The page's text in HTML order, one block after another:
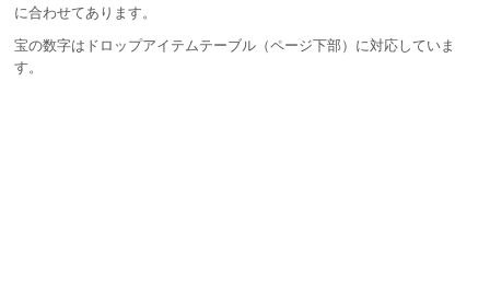
に合わせてあります。
宝の数字はドロップアイテムテーブル（ページ下部）に対応していま
す。